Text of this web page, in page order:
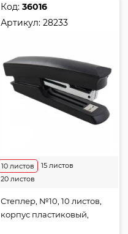
Код:36016
Артикул:28233
10 листов
15 листов
20 листов
Степлер, №10, 10 листов,
корпус пластиковый,